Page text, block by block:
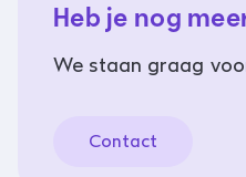
Heb je nog
We staan graag
Contact